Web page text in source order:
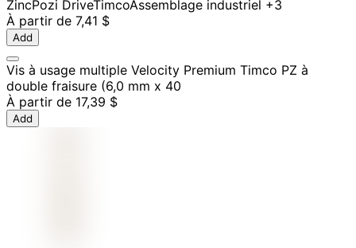
ZincPozi DriveTimcoAssemblage industriel +3
À partir de 7,41 $
Add
Vis à usage multiple Velocity Premium Timco PZ à
double fraisure (6,0 mm x 40
À partir de 17,39 $
Add